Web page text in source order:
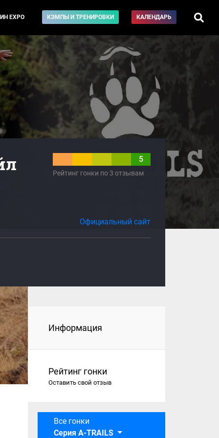
EXPO КЭМПЫ И ТРЕНИРОВКИ КАЛЕНДАРЬ
5
Рейтинг гонки по 3 отзывам
Официальный сайт
Информация
Рейтинг гонки
Оставить свой отзыв
Все гонки
Серия A-TRAILS